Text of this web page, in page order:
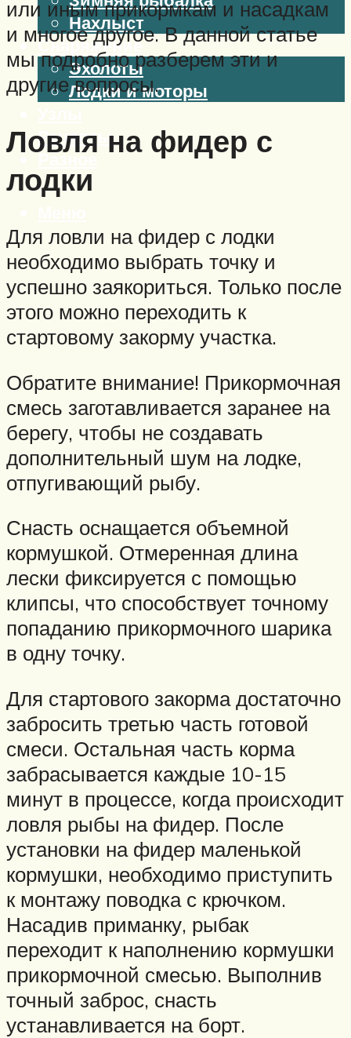
Нахлыст
Снаряжение
Эхолоты
Лодки и моторы
Рецепты
Разное
или иным прикормкам и насадкам
и многое другое. В данной статье
мы подробно разберем эти и
другие вопросы.
Ловля на фидер с
лодки
Для ловли на фидер с лодки
необходимо выбрать точку и
успешно заякориться. Только после
этого можно переходить к
стартовому закорму участка.
Обратите внимание! Прикормочная
смесь заготавливается заранее на
берегу, чтобы не создавать
дополнительный шум на лодке,
отпугивающий рыбу.
Снасть оснащается объемной
кормушкой. Отмеренная длина
лески фиксируется с помощью
клипсы, что способствует точному
попаданию прикормочного шарика
в одну точку.
Для стартового закорма достаточно
забросить третью часть готовой
смеси. Остальная часть корма
забрасывается каждые 10-15
минут в процессе, когда происходит
ловля рыбы на фидер. После
установки на фидер маленькой
кормушки, необходимо приступить
к монтажу поводка с крючком.
Насадив приманку, рыбак
переходит к наполнению кормушки
прикормочной смесью. Выполнив
точный заброс, снасть
устанавливается на борт.